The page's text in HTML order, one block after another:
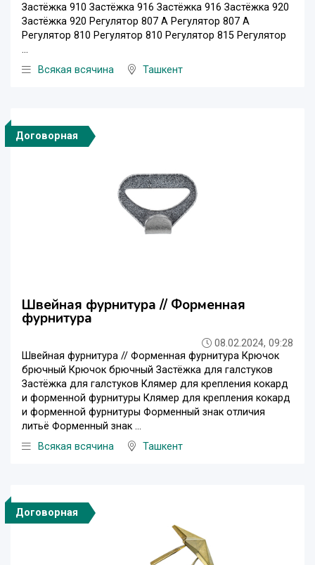
Застёжка 910 Застёжка 916 Застёжка 916 Застёжка 920
Застёжка 920 Регулятор 807 А Регулятор 807 А
Регулятор 810 Регулятор 810 Регулятор 815 Регулятор
...
Всякая всячина
Ташкент
Договорная
Швейная фурнитура // Форменная
фурнитура
08.02.2024, 09:28
Швейная фурнитура // Форменная фурнитура Крючок
брючный Крючок брючный Застёжка для галстуков
Застёжка для галстуков Клямер для крепления кокард
и форменной фурнитуры Клямер для крепления кокард
и форменной фурнитуры Форменный знак отличия
литьё Форменный знак ...
Всякая всячина
Ташкент
Договорная